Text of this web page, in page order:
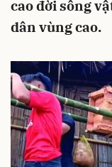
cao đời sống
dân vùng cao.